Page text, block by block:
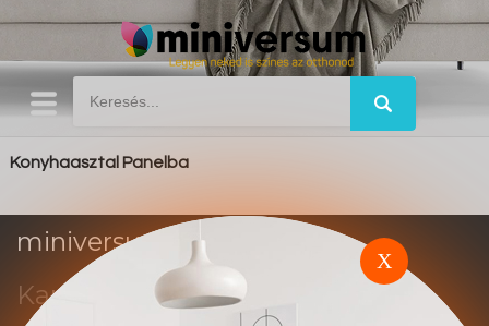
Konyhaasztal Panelba
miniversum.hu
Kapcsolat
Impresszum Trend
X